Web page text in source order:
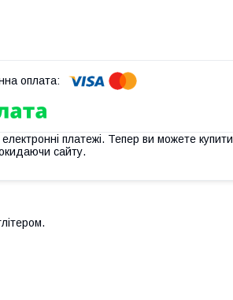
електронні платежі. Тепер ви можете купити
сайту.